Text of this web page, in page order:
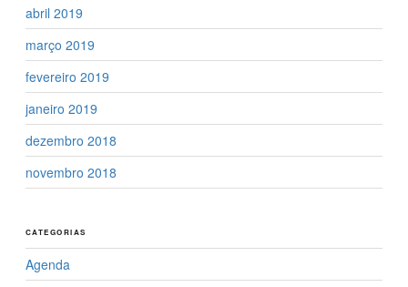
abril 2019
março 2019
fevereiro 2019
janeiro 2019
dezembro 2018
novembro 2018
CATEGORIAS
Agenda